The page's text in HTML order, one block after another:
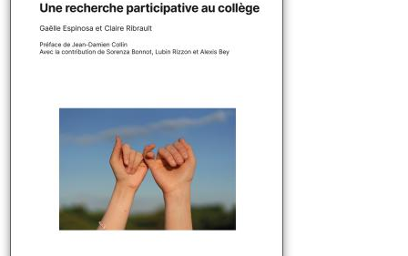
d'investigation et offrent des réflexions sincères sur son
processus d'écriture. Complétés par des essais d'experts en
littérature et culture indiennes et postcoloniales, ces
artivistes de Puja Changoiwala. Ce livre met en lumière la
précieuse collaboration entre l'auteur en résidence et les
étudiants et professeurs de l'Université de Lorraine, les
lycéens et le grand public lorrain, ainsi que les chercheurs,
écrivains et journalistes nationaux et internationaux.